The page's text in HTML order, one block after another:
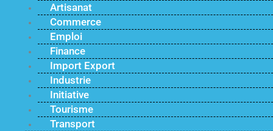
Artisanat
Commerce
Emploi
Finance
Import Export
Industrie
Initiative
Tourisme
Transport